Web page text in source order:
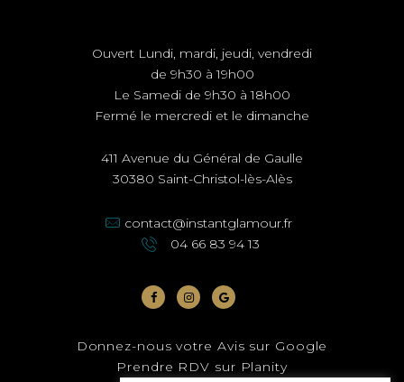
Ouvert Lundi, mardi, jeudi, vendredi
de 9h30 à 19h00
Le Samedi de 9h30 à 18h00
Fermé le mercredi et le dimanche
411 Avenue du Général de Gaulle
30380 Saint-Christol-lès-Alès
contact@instantglamour.fr
04 66 83 94 13
Donnez-nous votre Avis sur Google
Prendre RDV sur Planity